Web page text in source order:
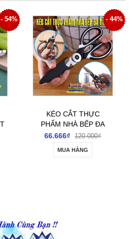
- 44% - 36%
VÒI BƠM RÓT BÌNH
NƯỚC BÌNH RƯỢU
ĐIỆN TỰ ĐỘNG TÍCH
122.222₫ 190.000₫
MUA HÀNG